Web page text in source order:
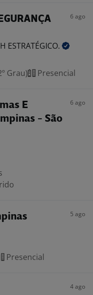
6 ago
ESTRATÉGICO.
Grau) Presencial
E
- São
6 ago
5 ago
Presencial
4 ago